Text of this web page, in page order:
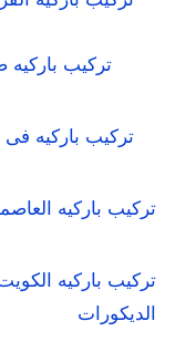
تركيب باركيه
تركيب باركيه فى
تركيب باركيه
تركيب باركيه
الديكورات